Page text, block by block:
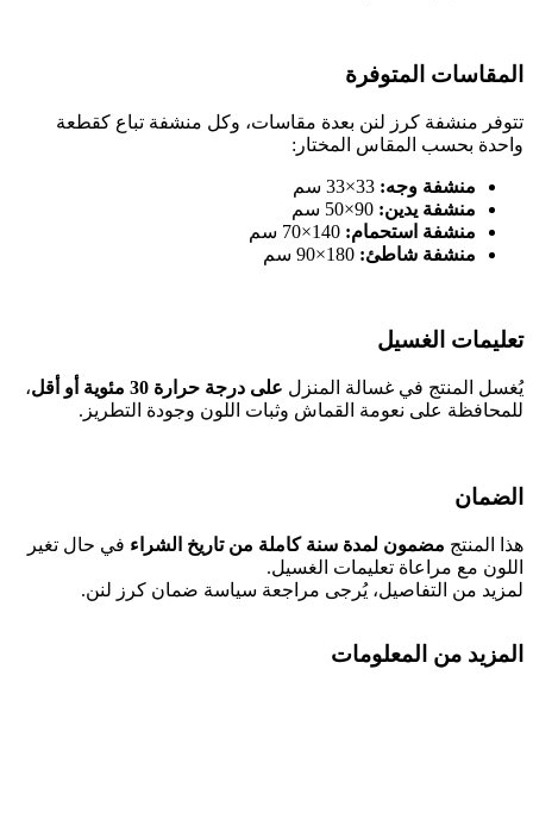
المقاسات المتوفرة
تتوفر منشفة كرز لنن بعدة مقاسات، وكل منشفة تباع كقطعة
واحدة بحسب المقاس المختار:
منشفة وجه:
منشفة يدين:
منشفة استحمام:
منشفة شاطئ:
تعليمات الغسيل
يُغسل المنتج في غسالة المنزل على درجة حرارة 30 مئوية أو أقل
،
للمحافظة على نعومة القماش وثبات اللون وجودة التطريز.
الضمان
هذا المنتج مضمون لمدة سنة كاملة من تاريخ الشراء في حال تغير
اللون مع مراعاة تعليمات الغسيل.
لمزيد من التفاصيل، يُرجى مراجعة سياسة ضمان كرز لنن.
المزيد من المعلومات